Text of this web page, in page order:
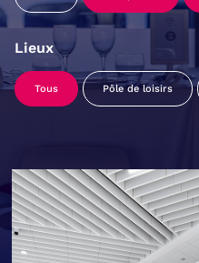
Lieux
Tous Pôle de loisirs